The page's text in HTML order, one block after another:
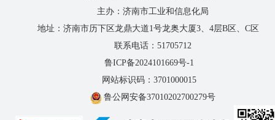
主办：济南市工业和信息化局
地址：济南市历下区龙鼎大道1号龙奥大厦3、4层B区、C区
联系电话：51705712
鲁ICP备2024101669号-1
网站标识码：3701000015
鲁公网安备37010202700279号